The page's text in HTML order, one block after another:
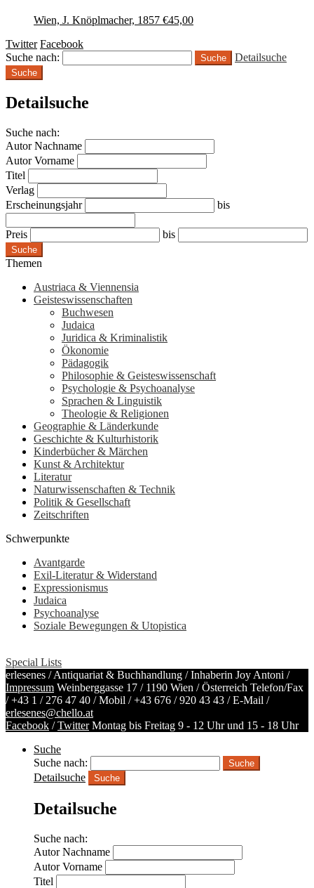
Wien, J. Knöplmacher, 1857 €45,00
Twitter Facebook
Suche nach:
Detailsuche
Suche
Detailsuche
Suche nach:
Autor Nachname
Autor Vorname
Titel
Verlag
Erscheinungsjahr
bis
Preis bis
Suche
Themen
Austriaca & Viennensia
Geisteswissenschaften
Buchwesen
Judaica
Juridica & Kriminalistik
Ökonomie
Pädagogik
Philosophie & Geisteswissenschaft
Psychologie & Psychoanalyse
Sprachen & Linguistik
Theologie & Religionen
Geographie & Länderkunde
Geschichte & Kulturhistorik
Kinderbücher & Märchen
Kunst & Architektur
Literatur
Naturwissenschaften & Technik
Politik & Gesellschaft
Zeitschriften
Schwerpunkte
Avantgarde
Exil-Literatur & Widerstand
Expressionismus
Judaica
Psychoanalyse
Soziale Bewegungen & Utopistica
Special Lists
erlesenes / Antiquariat & Buchhandlung / Inhaberin Joy Antoni /
Impressum Weinberggasse 17 / 1190 Wien / Österreich Telefon/Fax
/+43 1 / 276 47 40 / Mobil /+43 676 / 920 43 43 / E-Mail /
erlesenes@chello.at
Facebook /Twitter Montag bis Freitag 9 - 12 Uhr und 15 - 18 Uhr
Suche
Suche nach:
Detailsuche
Suche
Detailsuche
Suche nach:
Autor Nachname
Autor Vorname
Titel